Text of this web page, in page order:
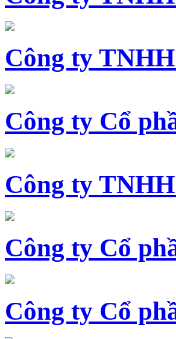
Công ty
Công ty Cổ
Công ty
Công ty Cổ
Công ty Cổ